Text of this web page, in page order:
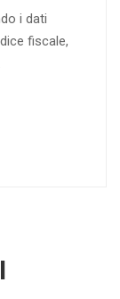
i dati
fiscale,